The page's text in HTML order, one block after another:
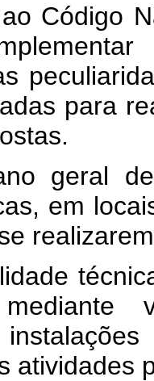
Código
para
geral
em
atividades